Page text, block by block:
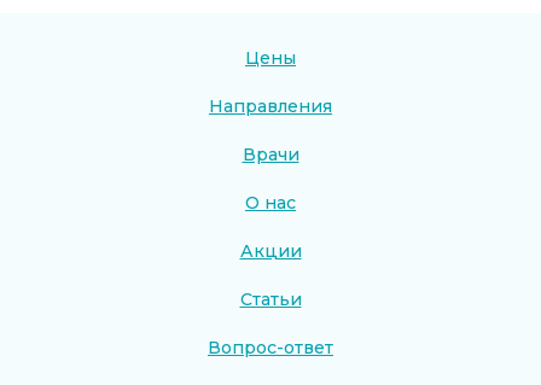
Цены
Направления
Врачи
О нас
Акции
Статьи
Вопрос-ответ